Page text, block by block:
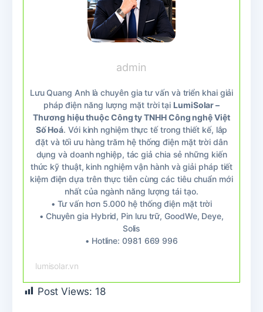
admin
Lưu Quang Anh là chuyên gia tư vấn và triển khai giải
pháp điện năng lượng mặt trời tại LumiSolar –
Thương hiệu thuộc Công ty TNHH Công nghệ Việt
Số Hoá. Với kinh nghiệm thực tế trong thiết kế, lắp
đặt và tối ưu hàng trăm hệ thống điện mặt trời dân
dụng và doanh nghiệp, tác giả chia sẻ những kiến
thức kỹ thuật, kinh nghiệm vận hành và giải pháp tiết
kiệm điện dựa trên thực tiễn cùng các tiêu chuẩn mới
nhất của ngành năng lượng tái tạo.
• Tư vấn hơn 5.000 hệ thống điện mặt trời
• Chuyên gia Hybrid, Pin lưu trữ, GoodWe, Deye,
Solis
• Hotline: 0981 669 996
lumisolar.vn
Post Views: 18